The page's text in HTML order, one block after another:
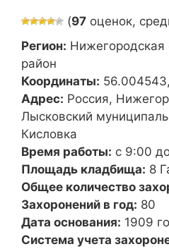
(97 оценок,
Регион: Нижегородская
район
Координаты:
Адрес: Россия,
Лысковский
Кисловка
Время работы: с 9:00
Площадь кладбища: 8
Общее количество
Захоронений в год: 80
Дата основания: 1909
Система учета